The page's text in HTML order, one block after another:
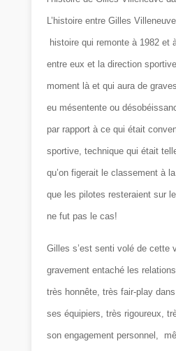
L’histoire entre Gilles
histoire qui remonte à 1982 et
entre eux et la direction
moment là et qui aura de
eu mésentente ou
par rapport à ce qui était
sportive, technique qui était
qu’on figerait le classement à
que les pilotes resteraient sur
ne fut pas le cas!
Gilles s’est senti volé de cette
gravement entaché les
très honnête, très fair-play
ses équipiers, très rigoureux,
son engagement personnel,